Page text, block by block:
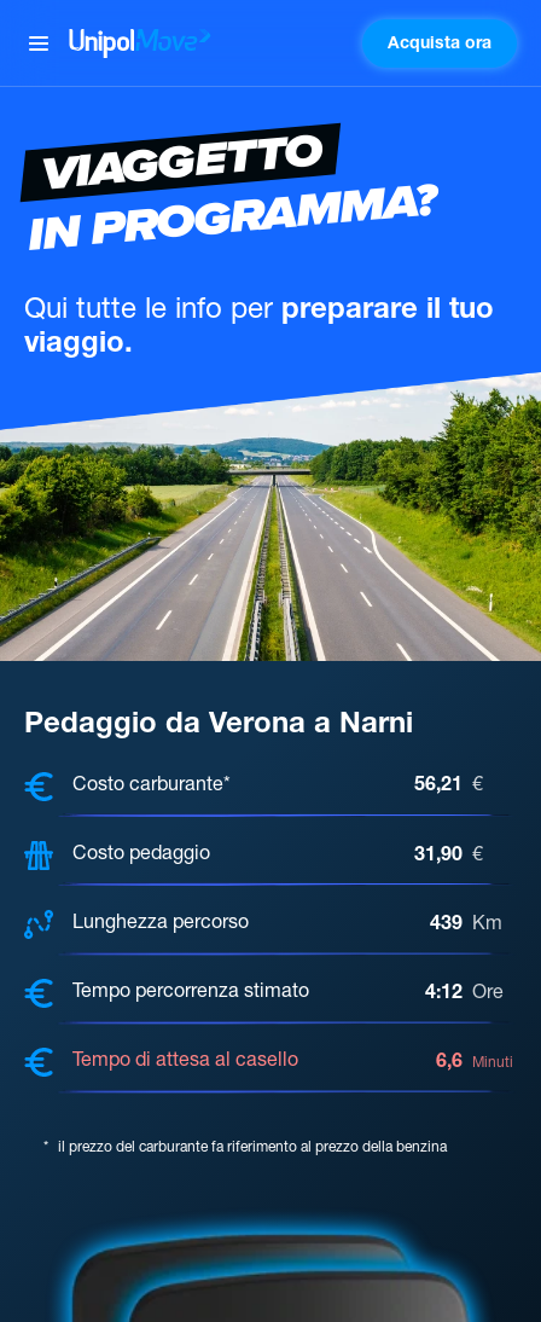
UnipolMove Acquista ora
VIAGGETTO
IN PROGRAMMA?
Qui tutte le info per preparare il tuo
viaggio.
Pedaggio da Verona a Narni
COSTI, DISTANZA, TEMPO DI
Costo carburante* 56,21 €
Costo pedaggio 31,90 €
Lunghezza percorso 439 Km
Tempo percorrenza stimato 4:12 Ore
Tempo di attesa al casello 6,6 Minuti
* il prezzo del carburante fa riferimento al prezzo della benzina